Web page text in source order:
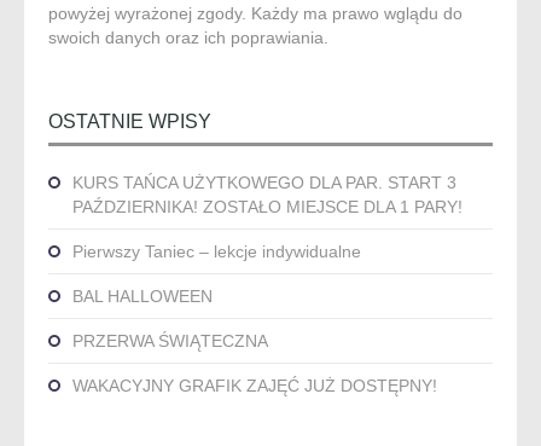
powyżej wyrażonej zgody. Każdy ma prawo wglądu do
swoich danych oraz ich poprawiania.
OSTATNIE WPISY
KURS TAŃCA UŻYTKOWEGO DLA PAR. START 3
PAŹDZIERNIKA! ZOSTAŁO MIEJSCE DLA 1 PARY!
Pierwszy Taniec – lekcje indywidualne
BAL HALLOWEEN
PRZERWA ŚWIĄTECZNA
WAKACYJNY GRAFIK ZAJĘĆ JUŻ DOSTĘPNY!